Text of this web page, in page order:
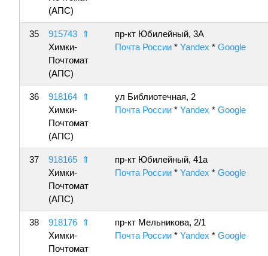
(АПС)
35 915743
⇑
Химки-
Почтомат
(АПС)
пр-кт Юбилейный, 3А
Почта России * Yandex * Google
36 918164
⇑
Химки-
Почтомат
(АПС)
ул Библиотечная, 2
Почта России * Yandex * Google
37 918165
⇑
Химки-
Почтомат
(АПС)
пр-кт Юбилейный, 41а
Почта России * Yandex * Google
38 918176
⇑
Химки-
Почтомат
пр-кт Мельникова, 2/1
Почта России * Yandex * Google